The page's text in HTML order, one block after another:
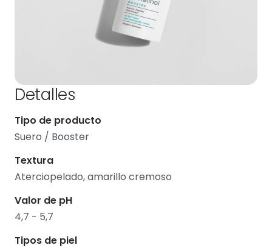
Detalles
Tipo de producto
Suero / Booster
Textura
Aterciopelado, amarillo cremoso
Valor de pH
4,7 - 5,7
Tipos de piel